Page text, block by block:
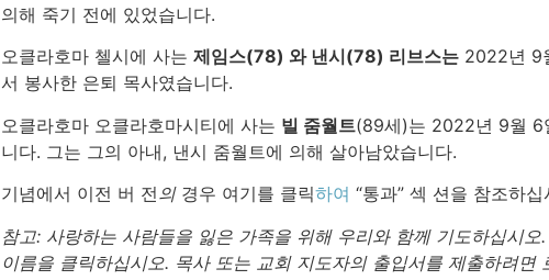
의해 죽기 전에 있었습니다.
오클라호마 첼시에 사는 제임스(78) 와 낸시(78) 리브스는2022년 9
서 봉사한 은퇴 목사였습니다.
오클라호마 오클라호마시티에 사는 빌 줌월트(89세)는 2022년 9월 6
니다. 그는 그의 아내, 낸시 줌월트에 의해 살아남았습니다.
기념에서 이전 버 전의경우 여기를 클릭하여 “통과” 섹 션을 참조하십
참고: 사랑하는 사람들을 잃은 가족을 위해 우리와 함께 기도하십시
이름을 클릭하십시오. 목사 또는 교회 지도자의 출입서를 제출하려면